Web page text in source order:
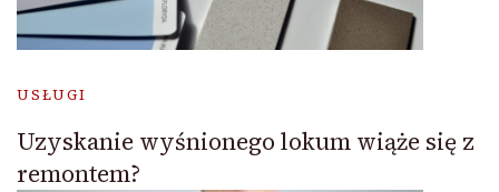
USŁUGI
Uzyskanie wyśnionego lokum wiąże się z
remontem?